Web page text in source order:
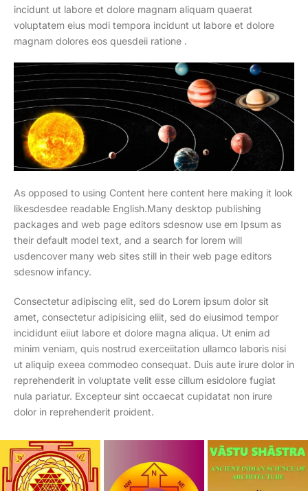
incidunt ut labore et dolore magnam aliquam quaerat
voluptatem eius modi tempora incidunt ut labore et dolore
magnam dolores eos quesdeii ratione .
As opposed to using Content here content here making it look
likesdesdee readable English.Many desktop publishing
packages and web page editors sdesnow use em Ipsum as
their default model text, and a search for lorem will
usdencover many web sites still in their web page editors
sdesnow infancy.
Consectetur adipiscing elit, sed do Lorem ipsum dolor sit
amet, consectetur adipisicing eliit, sed do eiusimod tempor
incididunt eiiut labore et dolore magna aliqua. Ut enim ad
minim veniam, quis nostrud exerceiitation ullamco laboris nisi
ut aliquip exeea commodeo consequat. Duis aute irure dolor in
reprehenderit in voluptate velit esse cillum esidolore fugiat
nula pariatur. Excepteur sint occaecat cupidatat non irure
dolor in reprehenderit proident.